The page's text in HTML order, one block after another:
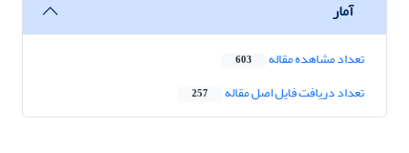
آمار
تعداد مشاهده مقاله 603
تعداد دریافت فایل اصل مقاله 257